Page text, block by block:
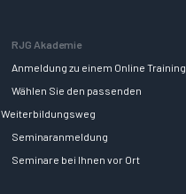
RJG Akademie
Anmeldung zu einem Online Training
Wählen Sie den passenden
Weiterbildungsweg
Seminaranmeldung
Seminare bei Ihnen vor Ort